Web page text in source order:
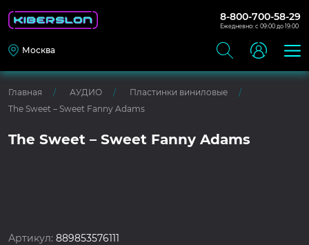
8-800-700-58-29
Ежедневно: с 09:00 до 19:00
Москва
Главная АУДИО
Пластинки виниловые
The Sweet – Sweet Fanny Adams
The Sweet – Sweet Fanny Adams
Артикул:889853576111